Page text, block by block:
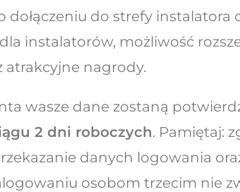
dołączeniu do strefy instalatora
instalatorów, możliwość
atrakcyjne nagrody.
wasze dane zostaną
2 dni roboczych. Pamiętaj:
danych logowania
osobom trzecim nie